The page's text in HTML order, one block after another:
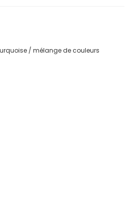
turquoise / mélange de couleurs